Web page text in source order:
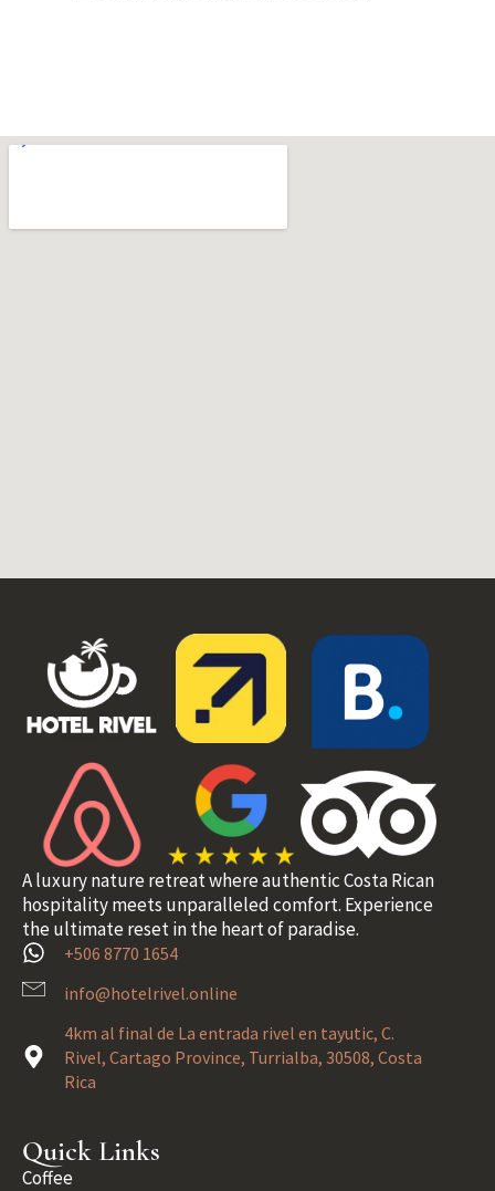
A luxury nature retreat where authentic Costa Rican
hospitality meets unparalleled comfort. Experience
the ultimate reset in the heart of paradise.
+506 8770 1654
info@hotelrivel.online
4km al final de La entrada rivel en tayutic, C.
Rivel, Cartago Province, Turrialba, 30508, Costa
Rica
Quick Links
Coffee